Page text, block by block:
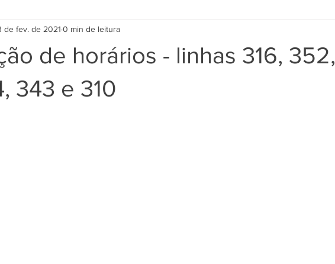
de horários - linhas 316, 352,
343 e 310
de fev. de 2021 0 min de leitura
de 5 estrelas.